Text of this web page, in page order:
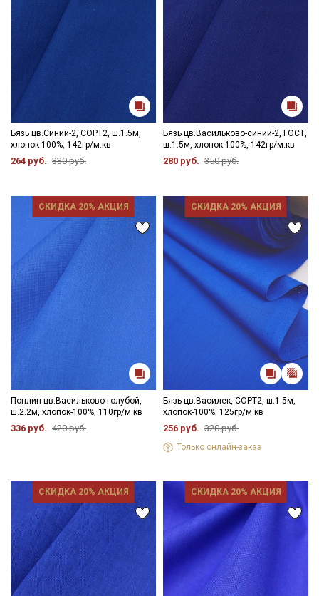
Бязь цв.Синий-2, СОРТ2, ш.1.5м,
хлопок-100%, 142гр/м.кв
264 руб. 330 руб.
Бязь цв.Васильково-синий-2, ГОСТ,
ш.1.5м, хлопок-100%, 142гр/м.кв
280 руб. 350 руб.
СКИДКА 20% АКЦИЯ
Поплин цв.Васильково-голубой,
ш.2.2м, хлопок-100%, 110гр/м.кв
336 руб. 420 руб.
СКИДКА 20% АКЦИЯ
Бязь цв.Василек, СОРТ2, ш.1.5м,
хлопок-100%, 125гр/м.кв
256 руб. 320 руб.
Только онлайн-заказ
СКИДКА 20% АКЦИЯ СКИДКА 20% АКЦИЯ